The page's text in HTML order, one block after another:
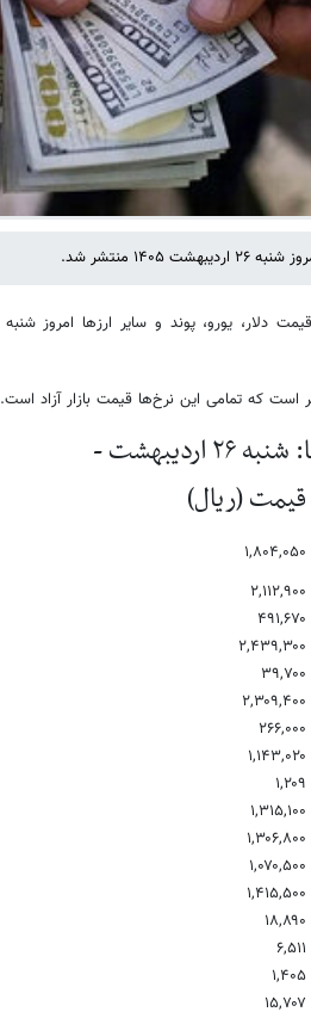
منتشر شد.
است که تمامی این نرخ‌ها قیمت بازار آزاد است.
-
قیمت (ریال)
۱,۸۰۴,۰۵۰
۲,۱۱۲,۹۰۰
۴۹۱,۶۷۰
۲,۴۳۹,۳۰۰
۳۹,۷۰۰
۲,۳۰۹,۴۰۰
۲۶۶,۰۰۰
۱,۱۴۳,۰۲۰
۱,۲۰۹
۱,۳۱۵,۱۰۰
۱,۳۰۶,۸۰۰
۱,۰۷۰,۵۰۰
۱,۴۱۵,۵۰۰
۱۸,۸۹۰
۶,۵۱۱
۱,۴۰۵
۱۵,۷۰۷